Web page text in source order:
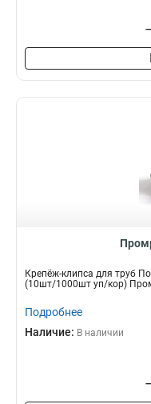
Крепёж-клипса для труб
(10шт/1000шт уп/кор)
Подробнее
Наличие: В наличии